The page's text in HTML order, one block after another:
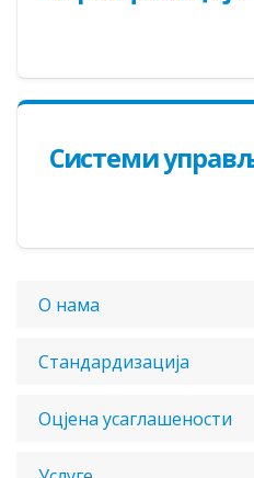
Системи
О нама
Стандардизација
Оцјена усаглашености